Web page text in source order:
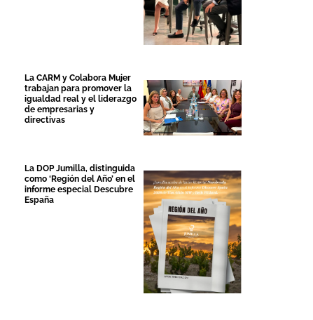
La CARM y Colabora Mujer
trabajan para promover la
igualdad real y el liderazgo
de empresarias y
directivas
La DOP Jumilla, distinguida
como ‘Región del Año’ en el
informe especial Descubre
España